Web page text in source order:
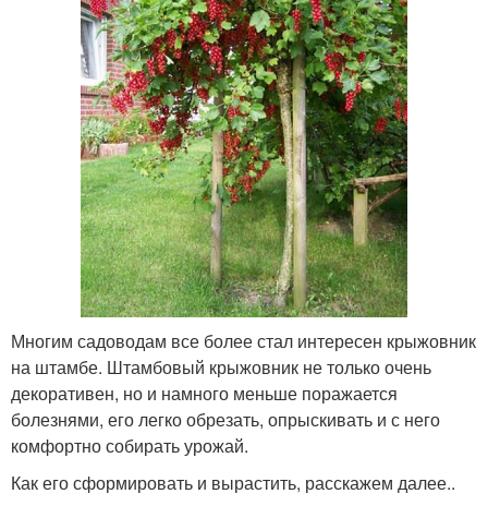
Многим садоводам все более стал интересен крыжовник
на штамбе. Штамбовый крыжовник не только очень
декоративен, но и намного меньше поражается
болезнями, его легко обрезать, опрыскивать и с него
комфортно собирать урожай.
Как его сформировать и вырастить, расскажем далее..